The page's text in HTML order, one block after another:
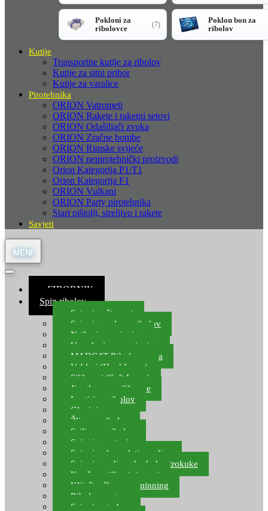
Pokloni za
ribolovce
(7)
Poklon bon za
ribolov
Kutije
Transportne kutije za ribolov
Kutije za sitni pribor
Kutije za varalice
Pirotehnika
ORION Vatrometi
ORION Rakete i raketni setovi
ORION Odašiljači zvuka
ORION Zračne bombe
ORION Rimske svijeće
ORION nepirotehnički proizvodi
Orion Kategorija P1/T1
Orion Kategorija F1
ORION Vulkani
ORION Party pirotehnika
Start pištolji, streljivo i rakete
Savjeti
≡ IZBORNIK
Spin ribolov
Spinning štapovi
Spinning role za ribolov
Najloni za spinning
Upredenice za spinning
MADCAT Ribolov soma
Vobleri (Hard Lures)
Silikonci (Soft Lures)
Jig glave za silikonce
Leptiri za ribolov
Glavinjare
Žlice za ribolov
Sajlice za ribolov
Spinning setovi
Spinning kompleti varalica
Spinning udice, dvokuke, trokuke
Kopče, vrtilice i ringovi
Kliješta, škare za spinning
Ribolov pastrve
Spinning torbe